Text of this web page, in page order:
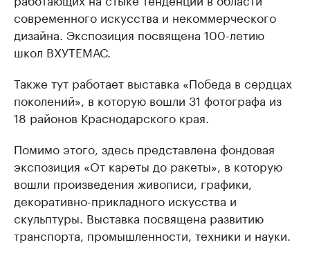
современного искусства и некоммерческого
дизайна. Экспозиция посвящена 100-летию
школ ВХУТЕМАС.
Также тут работает выставка «Победа в сердцах
поколений», в которую вошли 31 фотографа из
18 районов Краснодарского края.
Помимо этого, здесь представлена фондовая
экспозиция «От кареты до ракеты», в которую
вошли произведения живописи, графики,
декоративно-прикладного искусства и
скульптуры. Выставка посвящена развитию
транспорта, промышленности, техники и науки.